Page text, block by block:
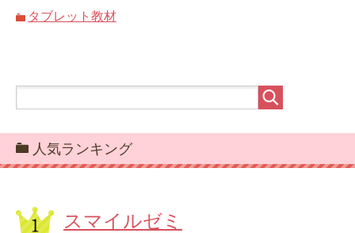
タブレット教材
人気ランキング
スマイルゼミ